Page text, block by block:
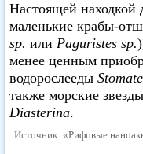
Настоящей находкой
маленькие крабы-
sp. или Paguristes sp.
менее ценным
водорослееды
также морские
Diasterina.
Источник: «Рифовые